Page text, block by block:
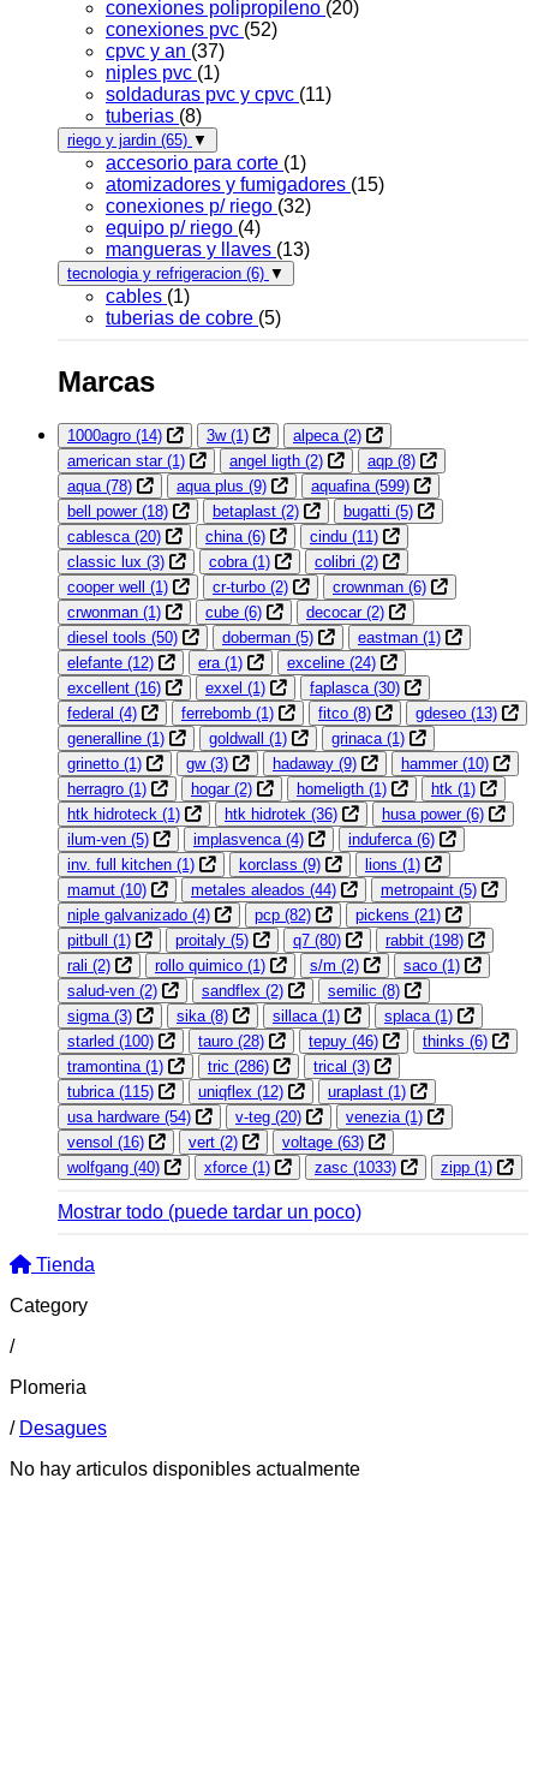
conexiones polipropileno (20)
conexiones pvc (52)
cpvc y an (37)
niples pvc (1)
soldaduras pvc y cpvc (11)
tuberias (8)
riego y jardin (65) ▼
accesorio para corte (1)
atomizadores y fumigadores (15)
conexiones p/ riego (32)
equipo p/ riego (4)
mangueras y llaves (13)
tecnologia y refrigeracion (6) ▼
cables (1)
tuberias de cobre (5)
Marcas
1000agro (14) 3w (1) alpeca (2)
american star (1) angel ligth (2) aqp (8)
aqua (78) aqua plus (9) aquafina (599)
bell power (18) betaplast (2) bugatti (5)
cablesca (20) china (6) cindu (11)
classic lux (3) cobra (1) colibri (2)
cooper well (1) cr-turbo (2) crownman (6)
crwonman (1) cube (6) decocar (2)
diesel tools (50) doberman (5) eastman (1)
elefante (12) era (1) exceline (24)
excellent (16) exxel (1) faplasca (30)
federal (4) ferrebomb (1) fitco (8) gdeseo (13)
generalline (1) goldwall (1) grinaca (1)
grinetto (1) gw (3) hadaway (9) hammer (10)
herragro (1) hogar (2) homeligth (1) htk (1)
htk hidroteck (1) htk hidrotek (36) husa power (6)
ilum-ven (5) implasvenca (4) induferca (6)
inv. full kitchen (1) korclass (9) lions (1)
mamut (10) metales aleados (44) metropaint (5)
niple galvanizado (4) pcp (82) pickens (21)
pitbull (1) proitaly (5) q7 (80) rabbit (198)
rali (2) rollo quimico (1) s/m (2) saco (1)
salud-ven (2) sandflex (2) semilic (8)
sigma (3) sika (8) sillaca (1) splaca (1)
starled (100) tauro (28) tepuy (46) thinks (6)
tramontina (1) tric (286) trical (3)
tubrica (115) uniqflex (12) uraplast (1)
usa hardware (54) v-teg (20) venezia (1)
vensol (16) vert (2) voltage (63)
wolfgang (40) xforce (1) zasc (1033) zipp (1)
Mostrar todo (puede tardar un poco)
Tienda
Category
/
Plomeria
/ Desagues
No hay articulos disponibles actualmente